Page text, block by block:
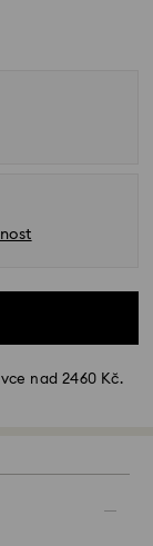
nad 2460 Kč.
do 10:00
pracovní